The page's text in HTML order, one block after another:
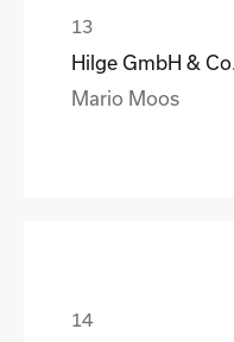
Hilge GmbH &
Mario Moos